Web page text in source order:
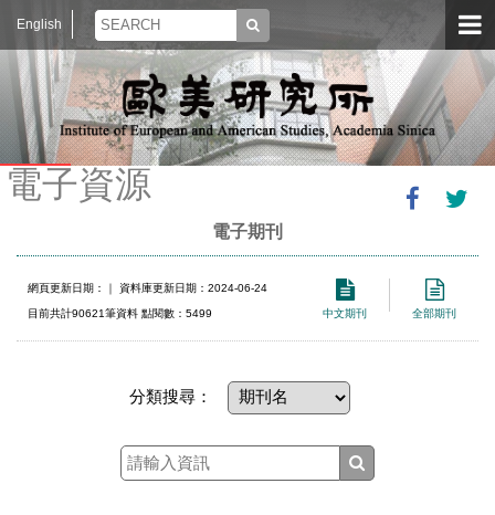
English
電子資源
電子期刊
中文期刊 全部期刊
網頁更新日期： ｜ 資料庫更新日期：2024-06-24
目前共計90621筆資料 點閱數：5499
分類搜尋：